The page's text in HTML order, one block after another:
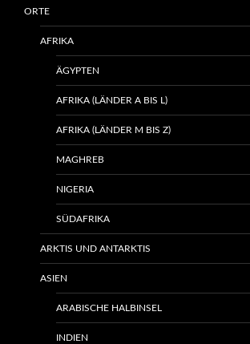
ORTE
AFRIKA
ÄGYPTEN
AFRIKA (LÄNDER A BIS L)
AFRIKA (LÄNDER M BIS Z)
MAGHREB
NIGERIA
SÜDAFRIKA
ARKTIS UND ANTARKTIS
ASIEN
ARABISCHE HALBINSEL
INDIEN